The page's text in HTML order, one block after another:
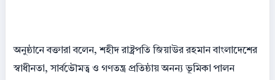
অনুষ্ঠানে বক্তারা বলেন, শহীদ রাষ্ট্রপতি জিয়াউর রহমান বাংলাদেশের
স্বাধীনতা, সার্বভৌমত্ব ও গণতন্ত্র প্রতিষ্ঠায় অনন্য ভূমিকা পালন